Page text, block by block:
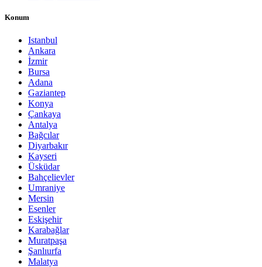
Konum
Istanbul
Ankara
İzmir
Bursa
Adana
Gaziantep
Konya
Çankaya
Antalya
Bağcılar
Diyarbakır
Kayseri
Üsküdar
Bahçelievler
Umraniye
Mersin
Esenler
Eskişehir
Karabağlar
Muratpaşa
Şanlıurfa
Malatya